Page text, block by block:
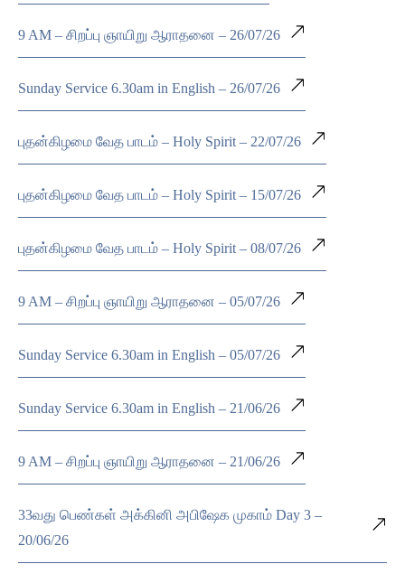
9 AM – சிறப்பு ஞாயிறு ஆராதனை – 26/07/26
Sunday Service 6.30am in English – 26/07/26
புதன்கிழமை வேத பாடம் – Holy Spirit – 22/07/26
புதன்கிழமை வேத பாடம் – Holy Spirit – 15/07/26
புதன்கிழமை வேத பாடம் – Holy Spirit – 08/07/26
9 AM – சிறப்பு ஞாயிறு ஆராதனை – 05/07/26
Sunday Service 6.30am in English – 05/07/26
Sunday Service 6.30am in English – 21/06/26
9 AM – சிறப்பு ஞாயிறு ஆராதனை – 21/06/26
33வது பெண்கள் அக்கினி அபிஷேக முகாம் Day 3 –
20/06/26